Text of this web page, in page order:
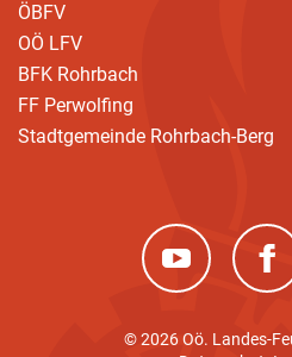
ÖBFV
OÖ LFV
BFK Rohrbach
FF Perwolfing
Stadtgemeinde Rohrbach-Berg
(neues Fenster)
© 2026 Oö. Landes-